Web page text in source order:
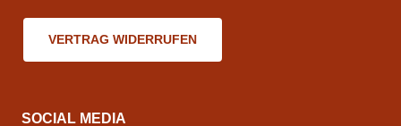
VERTRAG WIDERRUFEN
SOCIAL MEDIA